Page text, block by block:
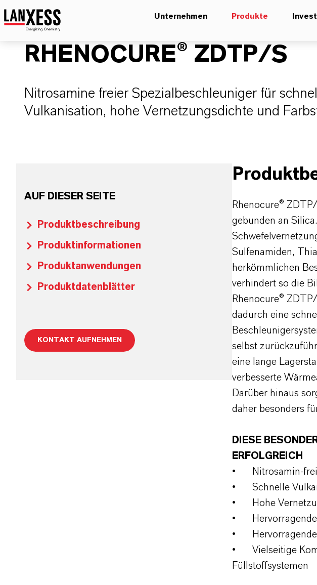
Unternehmen Produkte
RHENOCURE® ZDTP/S
Nitrosamine freier Spezialbeschleuniger für
Vulkanisation, hohe Vernetzungsdichte und
AUF DIESER SEITE
Produktbeschreibung
Produktinformationen
Produktanwendungen
Produktdatenblätter
KONTAKT AUFNEHMEN
Rhenocure®
gebunden an
Sulfenamiden,
herkömmlichen
verhindert so die
Rhenocure®
dadurch eine
selbst
eine lange
verbesserte
Darüber hinaus
daher besonders
DIESE
ERFOLGREICH
•
Nitrosamin-
•
Schnelle
•
Hohe
•
•
•
Vielseitige
Füllstoffsystemen